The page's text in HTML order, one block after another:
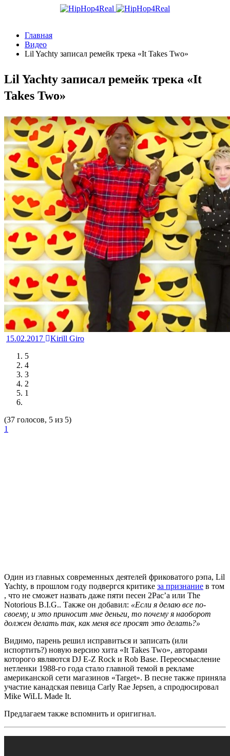
Главная
Видео
Lil Yachty записал ремейк трека «It Takes Two»
Lil Yachty записал ремейк трека «It
Takes Two»
15.02.2017
Kirill Giro
5
4
3
2
1
(37 голосов, 5 из 5)
1
Один из главных современных деятелей фриковатого рэпа, Lil
Yachty, в прошлом году подвергся критике за признание в том
, что не сможет назвать даже пяти песен 2Pac’a или The
Notorious B.I.G.. Также он добавил: «Если я делаю все по-
своему, и это приносит мне деньги, то почему я наоборот
должен делать так, как меня все просят это делать?»
Видимо, парень решил исправиться и записать (или
испортить?) новую версию хита «It Takes Two», авторами
которого являются DJ E-Z Rock и Rob Base. Переосмысление
нетленки 1988-го года стало главной темой в рекламе
американской сети магазинов «Target». В песне также приняла
участие канадская певица Carly Rae Jepsen, а спродюсировал
Mike WiLL Made It.
Предлагаем также вспомнить и оригигнал.